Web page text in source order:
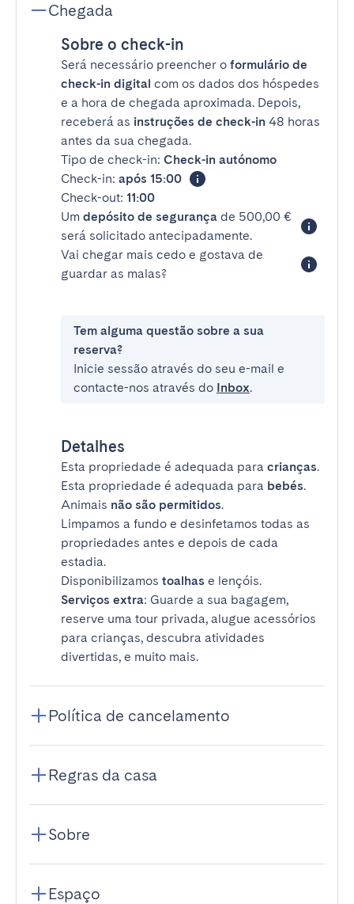
Chegada
Sobre o check-in
Será necessário preencher o formulário de
check-in digital com os dados dos hóspedes
e a hora de chegada aproximada. Depois,
receberá as instruções de check-in 48 horas
antes da sua chegada.
Tipo de check-in: Check-in autónomo
Check-in: após 15:00
Check-out: 11:00
Um depósito de segurança de 500,00 €
será solicitado antecipadamente.
Vai chegar mais cedo e gostava de
guardar as malas?
Tem alguma questão sobre a sua
reserva?
Inicie sessão através do seu e-mail e
contacte-nos através do Inbox.
Detalhes
Esta propriedade é adequada para crianças.
Esta propriedade é adequada para bebés.
Animais não são permitidos.
Limpamos a fundo e desinfetamos todas as
propriedades antes e depois de cada
estadia.
Disponibilizamos toalhas e lençóis.
Serviços extra: Guarde a sua bagagem,
reserve uma tour privada, alugue acessórios
para crianças, descubra atividades
divertidas, e muito mais.
Política de cancelamento
Regras da casa
Sobre
Espaço